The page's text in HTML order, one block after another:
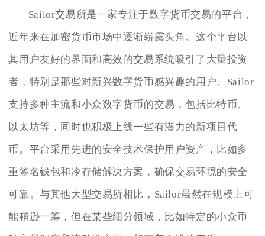
Sailor交易所是一家专注于数字货币交易的平台，
近年来在加密货币市场中逐渐崭露头角。这个平台以
其用户友好的界面和高效的交易系统吸引了大量投资
者，特别是那些对新兴数字货币感兴趣的用户。Sailor
支持多种主流和小众数字货币的交易，包括比特币、
以太坊等，同时也积极上线一些有潜力的新项目代
币。平台采用先进的安全技术保护用户资产，比如多
重签名钱包和冷存储解决方案，确保交易环境的安全
可靠。与其他大型交易所相比，Sailor虽然在规模上可
能稍逊一筹，但在某些细分领域，比如特定的小众币